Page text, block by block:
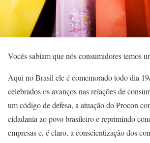
Vocês sabiam que nós consumidores temos
Aqui no Brasil ele é comemorado todo dia
celebrados os avanços nas relações de
um código de defesa, a atuação do Procon
cidadania ao povo brasileiro e reprimindo
empresas e, é claro, a conscientização dos